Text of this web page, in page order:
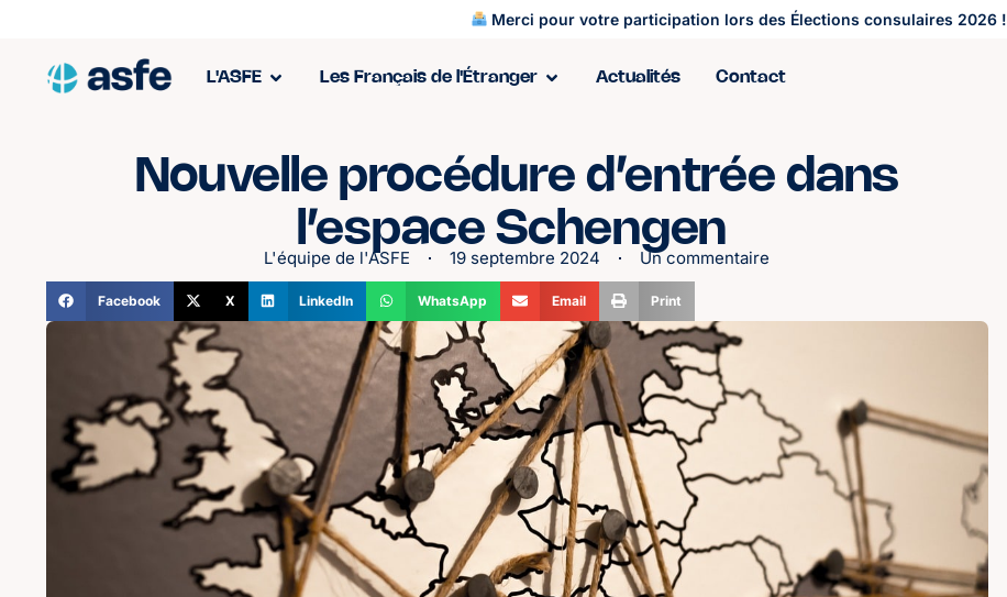
Merci pour votre participation lors des Élections consulaires 2026 !
L'ASFE Les Français de l'Étranger Actualités Contact
Nouvelle procédure d’entrée dans
l’espace Schengen
L'équipe de l'ASFE 19 septembre 2024 Un commentaire
Facebook X LinkedIn WhatsApp Email Print